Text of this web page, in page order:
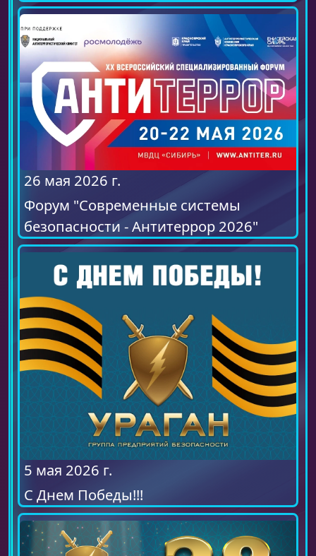
26 мая 2026 г.
Форум "Современные системы
безопасности - Антитеррор 2026"
5 мая 2026 г.
С Днем Победы!!!